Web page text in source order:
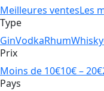
Meilleures ventesLes
Type
GinVodkaRhumWhisky
Prix
Moins de 10€10€ – 20€
Pays